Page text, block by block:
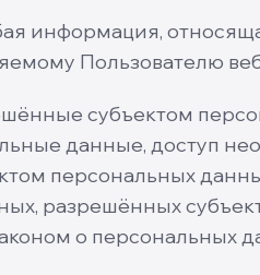
информация,
Пользователю
субъектом
данные, доступ
персональных
разрешённых
о персональных